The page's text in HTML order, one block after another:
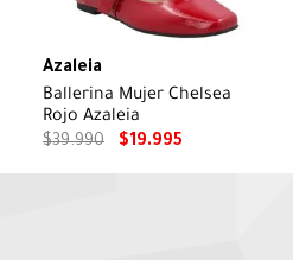
Azaleia
Ballerina Mujer Chelsea
Rojo Azaleia
$39.990 $19.995